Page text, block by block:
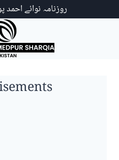
روزنامہ نوائے احمد